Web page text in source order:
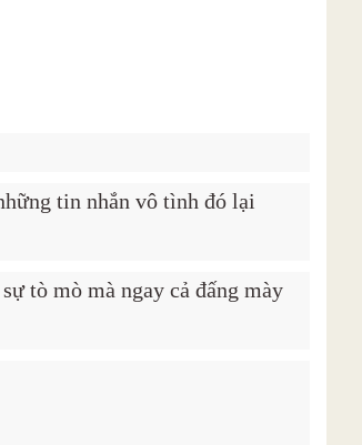
tin nhắn vô tình đó lại
tò mò mà ngay cả đấng mày